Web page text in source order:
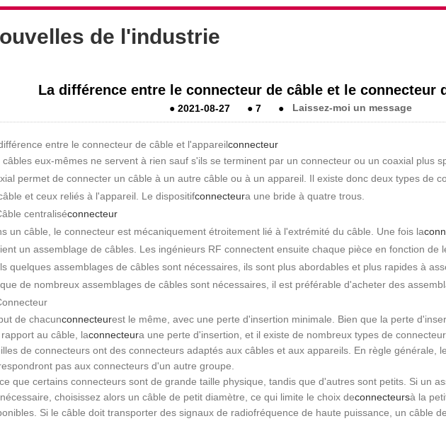
de l'industrie
La différence entre le connecteur de câble et le connecteur
● 2021-08-27 ● 7 ● Laissez-moi un message
entre le connecteur de câble et l'appareilconnecteur
câbles eux-mêmes ne servent à rien sauf s'ils se terminent par un connecteur ou un coaxial plus
permet de connecter un câble à un autre câble ou à un appareil. Il existe donc deux types de
et ceux reliés à l'appareil. Le dispositifconnecteura une bride à quatre trous.
centraliséconnecteur
un câble, le connecteur est mécaniquement étroitement lié à l'extrémité du câble. Une fois la
un assemblage de câbles. Les ingénieurs RF connectent ensuite chaque pièce en fonction de
quelques assemblages de câbles sont nécessaires, ils sont plus abordables et plus rapides à
de nombreux assemblages de câbles sont nécessaires, il est préférable d'acheter des
de chacunconnecteurest le même, avec une perte d'insertion minimale. Bien que la perte
au câble, laconnecteura une perte d'insertion, et il existe de nombreux types de
de connecteurs ont des connecteurs adaptés aux câbles et aux appareils. En règle générale,
pas aux connecteurs d'un autre groupe.
que certains connecteurs sont de grande taille physique, tandis que d'autres sont petits. Si un
choisissez alors un câble de petit diamètre, ce qui limite le choix deconnecteursà la
Si le câble doit transporter des signaux de radiofréquence de haute puissance, un câble